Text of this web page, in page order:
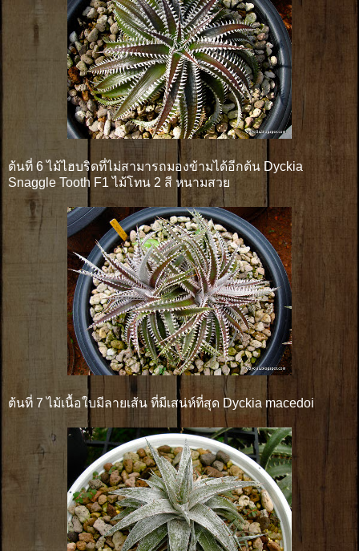
ต้นที่ 6 ไม้ไฮบริดที่ไม่สามารถมองข้ามได้อีกต้น Dyckia
Snaggle Tooth F1 ไม้โทน 2 สี หนามสวย
ต้นที่ 7 ไม้เนื้อใบมีลายเส้น ที่มีเสน่ห์ที่สุด Dyckia macedoi